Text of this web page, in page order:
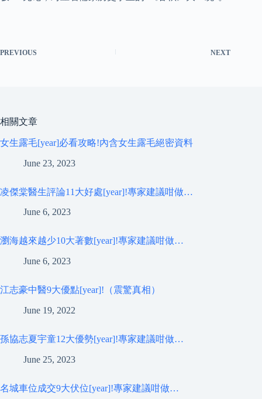
PREVIOUS NEXT
相關文章
女生露毛[year]必看攻略!內含女生露毛絕密資料
June 23, 2023
凌傑棠醫生評論11大好處[year]!專家建議咁做…
June 6, 2023
瀏海越來越少10大著數[year]!專家建議咁做…
June 6, 2023
江志豪中醫9大優點[year]!（震驚真相）
June 19, 2022
孫協志夏宇童12大優勢[year]!專家建議咁做…
June 25, 2023
名城車位成交9大伏位[year]!專家建議咁做…